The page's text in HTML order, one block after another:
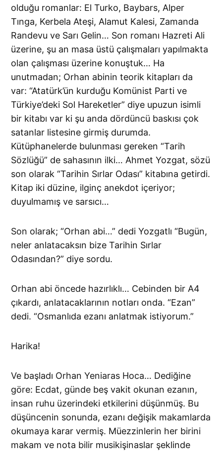
olduğu romanlar: El Turko, Baybars, Alper
Tınga, Kerbela Ateşi, Alamut Kalesi, Zamanda
Randevu ve Sarı Gelin… Son romanı Hazreti Ali
üzerine, şu an masa üstü çalışmaları yapılmakta
olan çalışması üzerine konuştuk… Ha
unutmadan; Orhan abinin teorik kitapları da
var: “Atatürk’ün kurduğu Komünist Parti ve
Türkiye’deki Sol Hareketler” diye upuzun isimli
bir kitabı var ki şu anda dördüncü baskısı çok
satanlar listesine girmiş durumda.
Kütüphanelerde bulunması gereken “Tarih
Sözlüğü” de sahasının ilki… Ahmet Yozgat, sözü
son olarak “Tarihin Sırlar Odası” kitabına getirdi.
Kitap iki düzine, ilginç anekdot içeriyor;
duyulmamış ve sarsıcı…
Son olarak; “Orhan abi…” dedi Yozgatlı “Bugün,
neler anlatacaksın bize Tarihin Sırlar
Odasından?” diye sordu.
Orhan abi öncede hazırlıklı… Cebinden bir A4
çıkardı, anlatacaklarının notları onda. “Ezan”
dedi. “Osmanlıda ezanı anlatmak istiyorum.”
Harika!
Ve başladı Orhan Yeniaras Hoca… Dediğine
göre: Ecdat, günde beş vakit okunan ezanın,
insan ruhu üzerindeki etkilerini düşünmüş. Bu
düşüncenin sonunda, ezanı değişik makamlarda
okumaya karar vermiş. Müezzinlerin her birini
makam ve nota bilir musikişinaslar şeklinde